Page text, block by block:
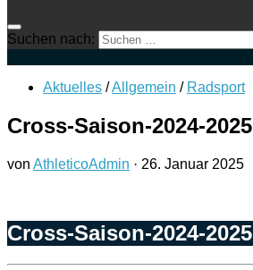
Suchen nach:
Aktuelles /Allgemein / Radsport
Cross-Saison-2024-2025
von AthleticoAdmin · 26. Januar 2025
Cross-Saison-2024-2025